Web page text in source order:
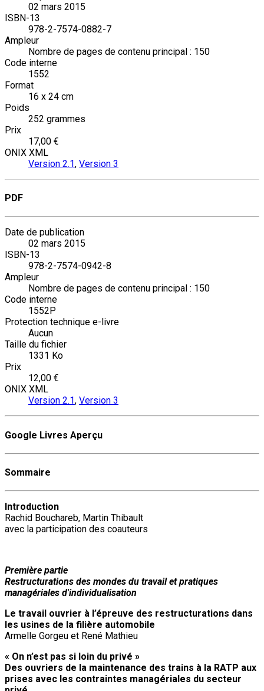
02 mars 2015
ISBN-13
978-2-7574-0882-7
Ampleur
Nombre de pages de contenu principal : 150
Code interne
1552
Format
16 x 24 cm
Poids
252 grammes
Prix
17,00 €
ONIX XML
Version 2.1, Version 3
PDF
Date de publication
02 mars 2015
ISBN-13
978-2-7574-0942-8
Ampleur
Nombre de pages de contenu principal : 150
Code interne
1552P
Protection technique e-livre
Aucun
Taille du fichier
1331 Ko
Prix
12,00 €
ONIX XML
Version 2.1, Version 3
Google Livres Aperçu
Sommaire
Introduction
Rachid Bouchareb, Martin Thibault
avec la participation des coauteurs
Première partie
Restructurations des mondes du travail et pratiques
managériales d'individualisation
Le travail ouvrier à l’épreuve des restructurations dans
les usines de la filière automobile
Armelle Gorgeu et René Mathieu
« On n’est pas si loin du privé »
Des ouvriers de la maintenance des trains à la RATP aux
prises avec les contraintes managériales du secteur